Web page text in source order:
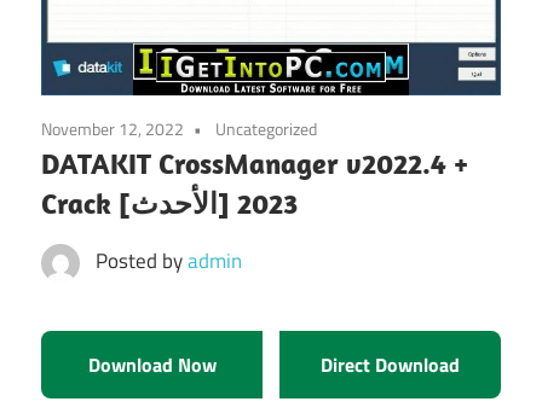
November 12, 2022 Uncategorized
DATAKIT CrossManager v2022.4 +
Crack [الأحدث] 2023
Posted byadmin
Download Now Direct Download